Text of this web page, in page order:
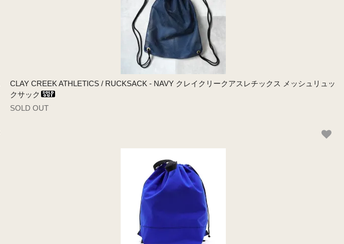
CLAY CREEK ATHLETICS / RUCKSACK - NAVY クレイクリークアスレチックス メッシュリュッ
クサック
SOLD OUT